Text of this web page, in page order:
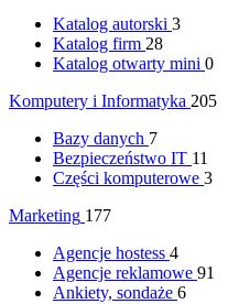
Katalog autorski 3
Katalog firm 28
Katalog otwarty mini 0
Komputery i Informatyka 205
Bazy danych 7
Bezpieczeństwo IT 11
Części komputerowe 3
Marketing 177
Agencje hostess 4
Agencje reklamowe 91
Ankiety, sondaże 6